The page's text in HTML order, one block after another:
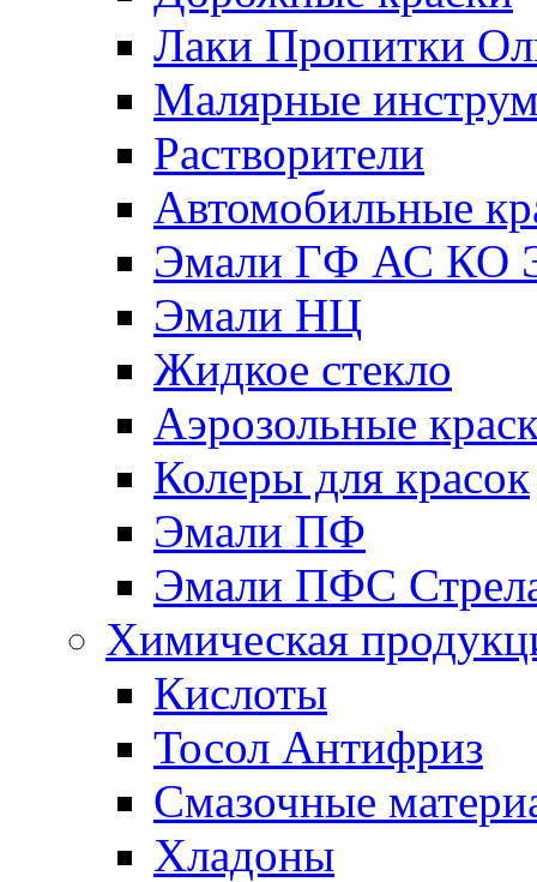
Лаки Пропитки
Малярные
Растворители
Автомобильные
Эмали ГФ АС КО
Эмали НЦ
Жидкое стекло
Аэрозольные
Колеры для красок
Эмали ПФ
Эмали ПФС
Химическая
Кислоты
Тосол Антифриз
Смазочные
Хладоны